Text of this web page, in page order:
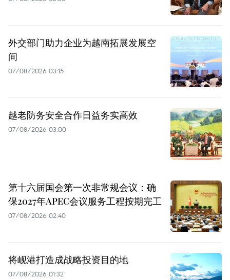
外交部门助力企业为越南拓展发展空
间
07/08/2026 03:15
越老防务安全合作日益务实高效
07/08/2026 03:00
第十六届国会第一次非常规会议：确
保2027年APEC会议服务工程按期完工
07/08/2026 02:40
将岘港打造成战略投资目的地
07/08/2026 01:32